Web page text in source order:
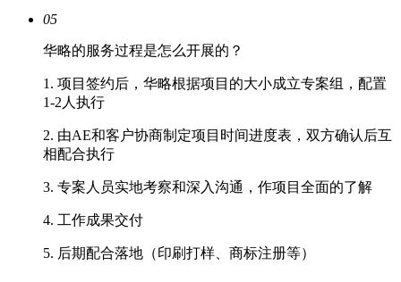
05
华略的服务过程是怎么开展的？
1. 项目签约后，华略根据项目的大小成立专案组，配置
1-2人执行
2. 由AE和客户协商制定项目时间进度表，双方确认后互
相配合执行
3. 专案人员实地考察和深入沟通，作项目全面的了解
4. 工作成果交付
5. 后期配合落地（印刷打样、商标注册等）